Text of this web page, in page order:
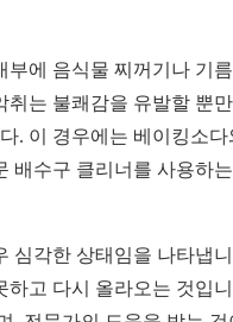
부에 음식물 찌꺼기나 기
취는 불쾌감을 유발할 뿐
. 이 경우에는 베이킹소다
배수구 클리너를 사용하
심각한 상태임을 나타냅
하고 다시 올라오는 것입